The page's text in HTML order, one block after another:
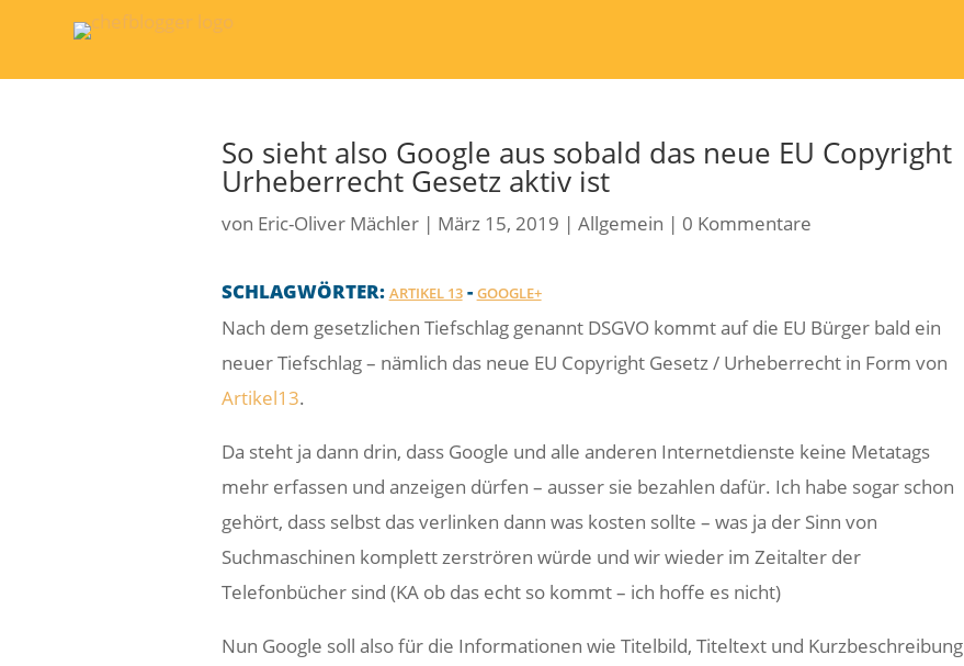
So sieht also Google aus sobald das neue EU Copyright
Urheberrecht Gesetz aktiv ist
von Eric-Oliver Mächler| März 15, 2019 | Allgemein | 0 Kommentare
SCHLAGWÖRTER: ARTIKEL 13- GOOGLE+
Nach dem gesetzlichen Tiefschlag genannt DSGVO kommt auf die EU Bürger bald ein
neuer Tiefschlag – nämlich das neue EU Copyright Gesetz / Urheberrecht in Form von
Artikel13.
Da steht ja dann drin, dass Google und alle anderen Internetdienste keine Metatags
mehr erfassen und anzeigen dürfen – ausser sie bezahlen dafür. Ich habe sogar schon
gehört, dass selbst das verlinken dann was kosten sollte – was ja der Sinn von
Suchmaschinen komplett zerströren würde und wir wieder im Zeitalter der
Telefonbücher sind (KA ob das echt so kommt – ich hoffe es nicht)
Nun Google soll also für die Informationen wie Titelbild, Titeltext und Kurzbeschreibung